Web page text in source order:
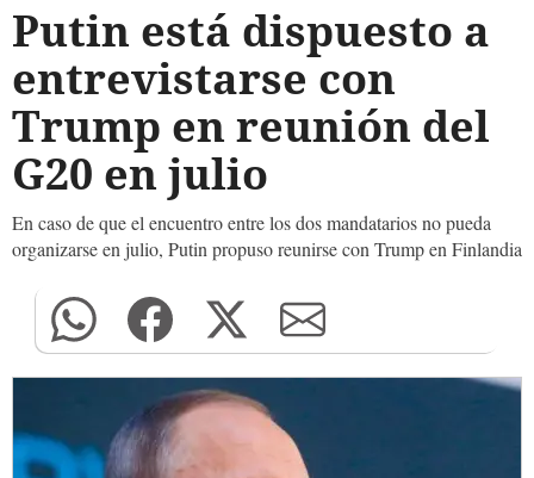
Putin está dispuesto a
entrevistarse con
Trump en reunión del
G20 en julio
En caso de que el encuentro entre los dos mandatarios no pueda
organizarse en julio, Putin propuso reunirse con Trump en Finlandia